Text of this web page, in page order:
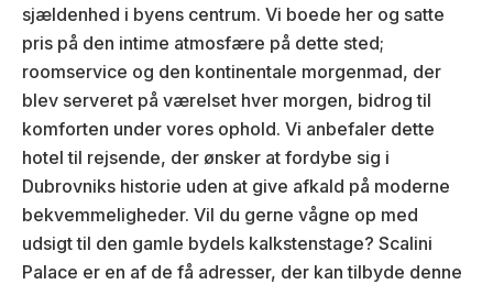
sjældenhed i byens centrum. Vi boede her og satte
pris på den intime atmosfære på dette sted;
roomservice og den kontinentale morgenmad, der
blev serveret på værelset hver morgen, bidrog til
komforten under vores ophold. Vi anbefaler dette
hotel til rejsende, der ønsker at fordybe sig i
Dubrovniks historie uden at give afkald på moderne
bekvemmeligheder. Vil du gerne vågne op med
udsigt til den gamle bydels kalkstenstage? Scalini
Palace er en af de få adresser, der kan tilbyde denne